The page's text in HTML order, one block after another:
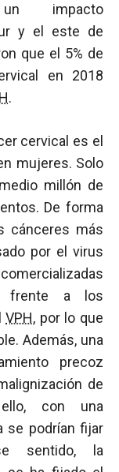
impacto
y el este de
que el 5% de
en 2018
.
cervical es el
mujeres. Solo
millón de
De forma
cánceres más
por el virus
frente a los
VPH, por lo que
Además, una
precoz
de
ello, con una
se podrían fijar
sentido, la